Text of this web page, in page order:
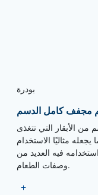
بودرة
مجفف كامل الدسم
الأبقار التي تتغذى
مثاليًا الاستخدام
فيه العديد من
وصفات الطعام.